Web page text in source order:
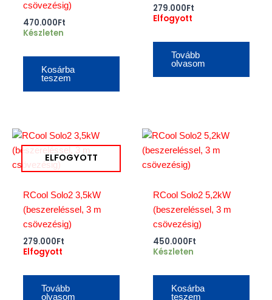
csövezésig)
470.000Ft
Készleten
Kosárba
teszem
279.000Ft
Elfogyott
Tovább
olvasom
ELFOGYOTT
RCool Solo2 3,5kW
(beszereléssel, 3 m
csövezésig)
279.000Ft
Elfogyott
Tovább
olvasom
RCool Solo2 5,2kW
(beszereléssel, 3 m
csövezésig)
450.000Ft
Készleten
Kosárba
teszem